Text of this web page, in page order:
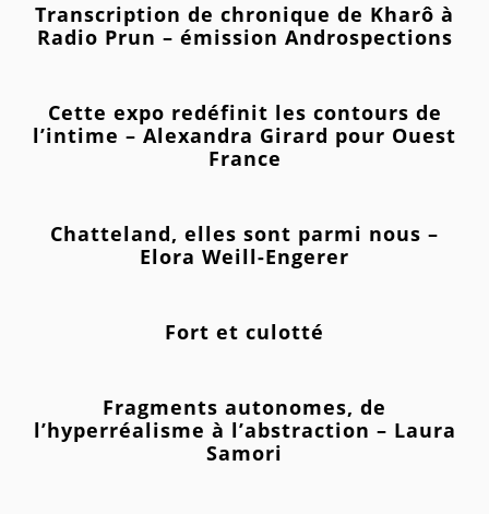
Transcription de chronique de Kharô à
Radio Prun – émission Androspections
Cette expo redéfinit les contours de
l’intime – Alexandra Girard pour Ouest
France
Chatteland, elles sont parmi nous –
Elora Weill-Engerer
Fort et culotté
Fragments autonomes, de
l’hyperréalisme à l’abstraction – Laura
Samori